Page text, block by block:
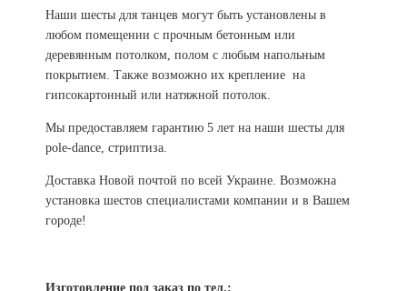
Наши шесты для танцев могут быть установлены в
любом помещении с прочным бетонным или
деревянным потолком, полом с любым напольным
покрытием. Также возможно их крепление на
гипсокартонный или натяжной потолок.
Мы предоставляем гарантию 5 лет на наши шесты для
pole-dance, стриптиза.
Доставка Новой почтой по всей Украине. Возможна
установка шестов специалистами компании и в Вашем
городе!
Изготовление под заказ по тел.: